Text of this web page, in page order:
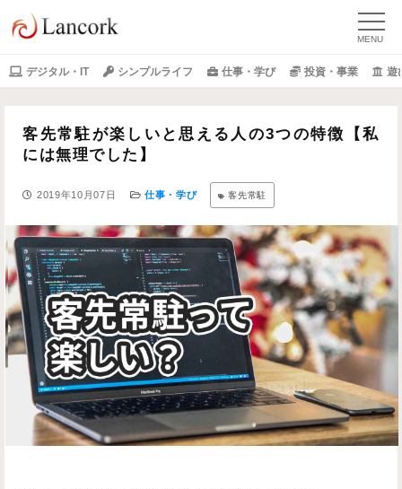
デジタル・IT シンプルライフ 仕事・学び 投資・事業 遊
客先常駐が楽しいと思える人の3つの特徴【私
には無理でした】
2019年10月07日 仕事・学び 客先常駐